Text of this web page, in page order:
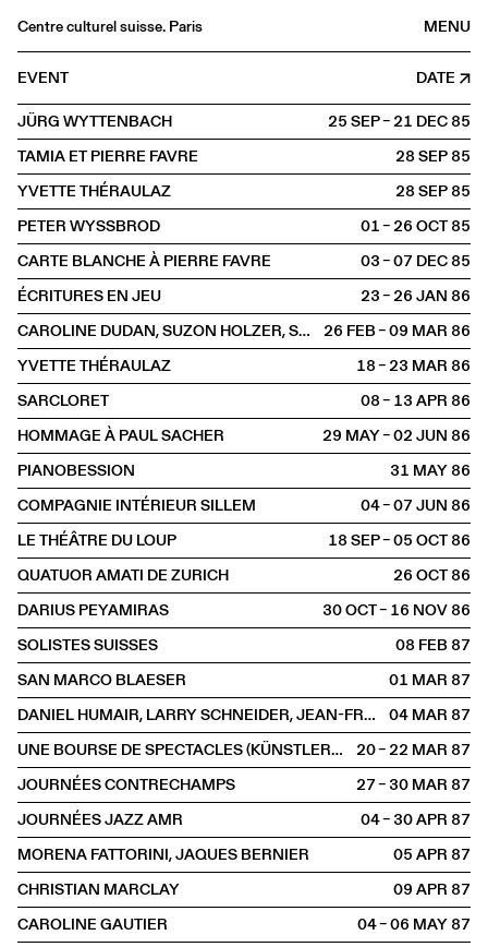
MENU
Centre culturel suisse. Paris
Agenda
Bookshop
Buvette
Archives
Medias
Publications
About
FR/EN
SCENE
EVENT
DATE
JÜRG WYTTENBACH
25 SEP – 21 DEC1985
TAMIA ET PIERRE FAVRE
28 SEP1985
YVETTE THÉRAULAZ
28 SEP1985
PETER WYSSBROD
01 – 26 OCT1985
CARTE BLANCHE À PIERRE FAVRE
03 – 07 DEC1985
ÉCRITURES EN JEU
23 – 26 JAN1986
CAROLINE DUDAN, SUZON HOLZER, SYLVAIN RICHARD
26 FEB – 09 MAR1986
YVETTE THÉRAULAZ
18 – 23 MAR1986
SARCLORET
08 – 13 APR1986
HOMMAGE À PAUL SACHER
29 MAY – 02 JUN1986
PIANOBESSION
31 MAY1986
COMPAGNIE INTÉRIEUR SILLEM
04 – 07 JUN1986
LE THÉÂTRE DU LOUP
18 SEP – 05 OCT1986
QUATUOR AMATI DE ZURICH
26 OCT1986
DARIUS PEYAMIRAS
30 OCT – 16 NOV1986
SOLISTES SUISSES
08 FEB1987
SAN MARCO BLAESER
01 MAR1987
DANIEL HUMAIR, LARRY SCHNEIDER, JEAN-FRANÇOIS JENNY-CLARK
04 MAR1987
UNE BOURSE DE SPECTACLES (KÜNSTLERBÖRSE)
20 – 22 MAR1987
JOURNÉES CONTRECHAMPS
27 – 30 MAR1987
JOURNÉES JAZZ AMR
04 – 30 APR1987
MORENA FATTORINI, JAQUES BERNIER
05 APR1987
CHRISTIAN MARCLAY
09 APR1987
CAROLINE GAUTIER
04 – 06 MAY1987